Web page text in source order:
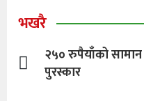
भखरै
२५० रुपैयाँको
पुरस्कार